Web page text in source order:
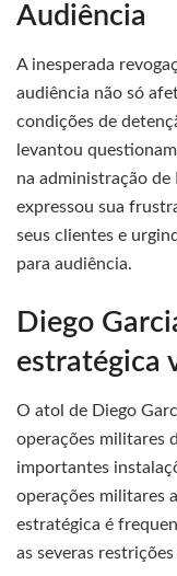
Audiência
A inesperada
audiência não só
condições de
levantou
na administração de
expressou sua
seus clientes e
para audiência.
Diego
estratégica
O atol de Diego
operações militares
importantes
operações militares
estratégica é
as severas